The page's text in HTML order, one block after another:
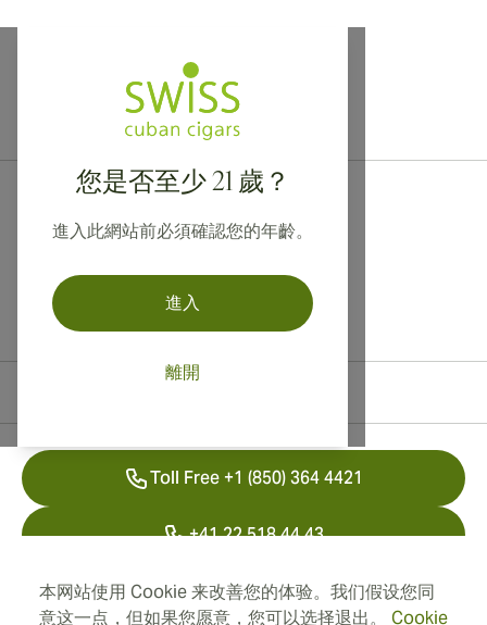
本网站使用 Cookie 来改善您的体验。我们假设您同
意这一点，但如果您愿意，您可以选择退出。 Cookie
您是否至少 21 歲？
進入此網站前必須確認您的年齡。
進入
離開
提供寄往加拿大、英國及澳洲的國際運送服務！
Toll Free +1 (850) 364 4421
+41 22 518 44 43
info@swisscubancigars.com